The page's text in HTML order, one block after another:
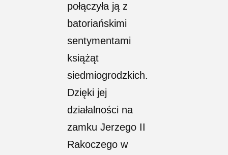
połączyła ją z
batoriańskimi
sentymentami
książąt
siedmiogrodzkich.
Dzięki jej
działalności na
zamku Jerzego II
Rakoczego w